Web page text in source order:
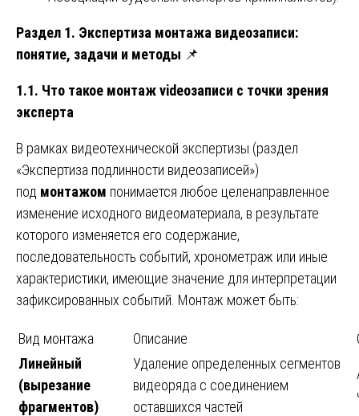
Раздел 1. Экспертиза монтажа видеозаписи:
понятие, задачи и методы 📌
1.1. Что такое монтаж videозаписи с точки зрения
эксперта
В рамках видеотехнической экспертизы (раздел
«Экспертиза подлинности видеозаписей»)
под монтажом понимается любое целенаправленное
изменение исходного видеоматериала, в результате
которого изменяется его содержание,
последовательность событий, хронометраж или иные
характеристики, имеющие значение для интерпретации
зафиксированных событий. Монтаж может быть:
Вид монтажа Описание
Линейный
(вырезание
фрагментов)
Удаление определенных сегментов
видеоряда с соединением
оставшихся частей